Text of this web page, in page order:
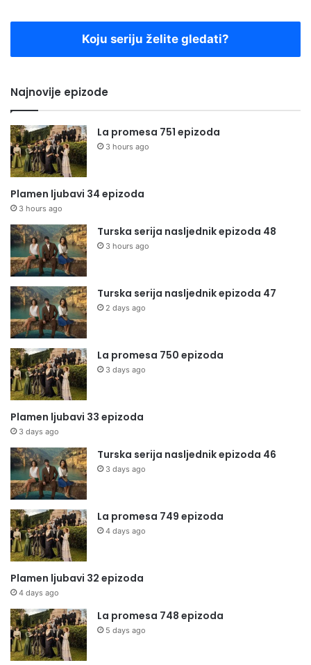
Koju seriju želite gledati?
Najnovije epizode
La promesa 751 epizoda
3 hours ago
Plamen ljubavi 34 epizoda
3 hours ago
Turska serija nasljednik epizoda 48
3 hours ago
Turska serija nasljednik epizoda 47
2 days ago
La promesa 750 epizoda
3 days ago
Plamen ljubavi 33 epizoda
3 days ago
Turska serija nasljednik epizoda 46
3 days ago
La promesa 749 epizoda
4 days ago
Plamen ljubavi 32 epizoda
4 days ago
La promesa 748 epizoda
5 days ago